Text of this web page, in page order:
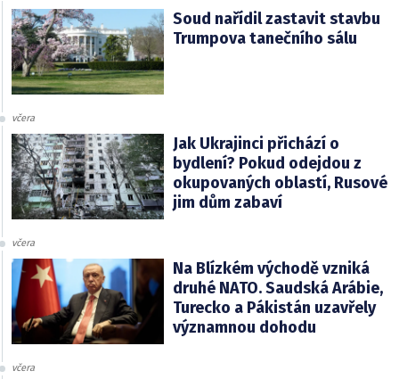
Soud nařídil zastavit stavbu
Trumpova tanečního sálu
včera
Jak Ukrajinci přichází o
bydlení? Pokud odejdou z
okupovaných oblastí, Rusové
jim dům zabaví
včera
Na Blízkém východě vzniká
druhé NATO. Saudská Arábie,
Turecko a Pákistán uzavřely
významnou dohodu
včera